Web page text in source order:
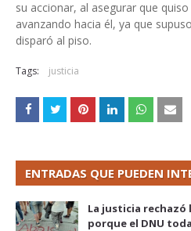
su accionar, al asegurar que
avanzando hacia él, ya que
disparó al piso.
Tags: justicia
ENTRADAS QUE PUEDEN
La justicia rechazó
porque el DNU